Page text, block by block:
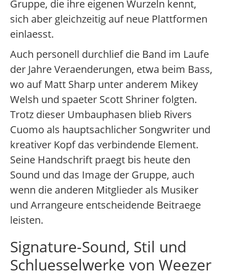
Gruppe, die ihre eigenen Wurzeln kennt,
sich aber gleichzeitig auf neue Plattformen
einlaesst.
Auch personell durchlief die Band im Laufe
der Jahre Veraenderungen, etwa beim Bass,
wo auf Matt Sharp unter anderem Mikey
Welsh und spaeter Scott Shriner folgten.
Trotz dieser Umbauphasen blieb Rivers
Cuomo als hauptsachlicher Songwriter und
kreativer Kopf das verbindende Element.
Seine Handschrift praegt bis heute den
Sound und das Image der Gruppe, auch
wenn die anderen Mitglieder als Musiker
und Arrangeure entscheidende Beitraege
leisten.
Signature-Sound, Stil und
Schluesselwerke von Weezer